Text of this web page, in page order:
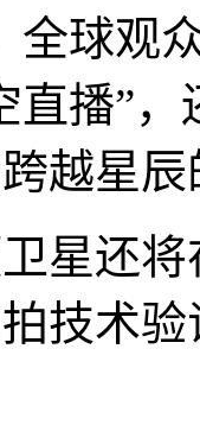
全球观
直播”
越星
还将
技术